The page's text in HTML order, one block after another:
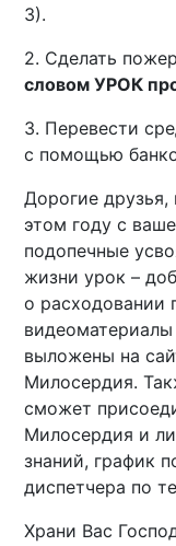
3).
2. Сделать
словом УРОК
3. Перевести
с помощью
Дорогие
этом году с
подопечные
жизни урок –
о расходовании
выложены на
Милосердия.
сможет
Милосердия и
знаний, график
диспетчера по
Храни Вас